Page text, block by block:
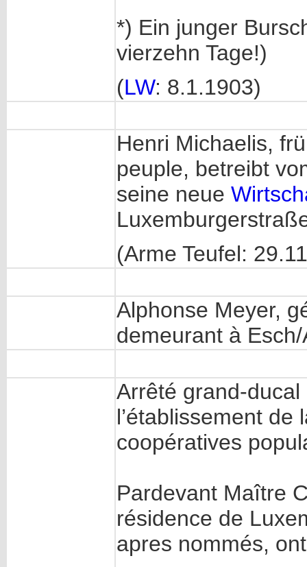
*) Ein junger
vierzehn Tage!)
(LW: 8.1.1903)
Henri Michaelis,
peuple, betreibt
seine neue
(Arme Teufel:
Alphonse Meyer,
demeurant à
Arrêté grand-
l’établissement
coopératives
Pardevant Maître
résidence de
apres nommés,